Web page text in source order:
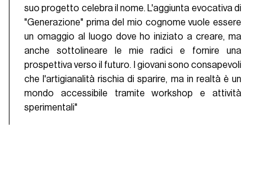
suo progetto celebra il nome. L'aggiunta evocativa di
"Generazione" prima del mio cognome vuole essere
un omaggio al luogo dove ho iniziato a creare, ma
anche sottolineare le mie radici e fornire una
prospettiva verso il futuro. I giovani sono consapevoli
che l'artigianalità rischia di sparire, ma in realtà è un
mondo accessibile tramite workshop e attività
sperimentali"